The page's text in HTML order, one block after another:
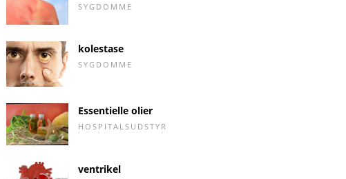
SYGDOMME
kolestase
SYGDOMME
Essentielle olier
HOSPITALSUDSTYR
ventrikel